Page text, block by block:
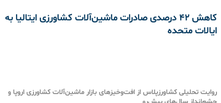
کاهش 42 درصدی صادرات ماشین‌آلات کشاورزی ایتالیا به
ایالات متحده
روایت تحلیلی کشاورزپلاس از افت‌وخیزهای بازار ماشین‌آلات کشاورزی اروپا و